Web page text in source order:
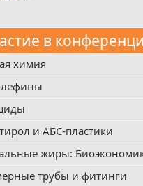
в
химия
и АБС-пластики
жиры:
трубы и фитинги